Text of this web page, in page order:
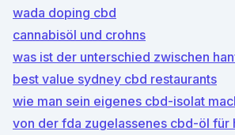
wada doping cbd
cannabisöl und crohns
was ist der unterschied zwischen
best value sydney cbd restaurants
wie man sein eigenes cbd-isolat
von der fda zugelassenes cbd-öl für